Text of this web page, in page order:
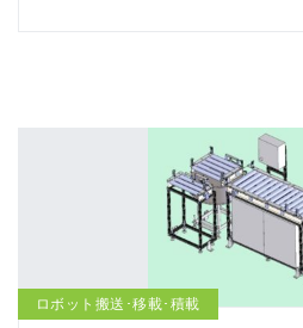
ロボット搬送･移載･積載